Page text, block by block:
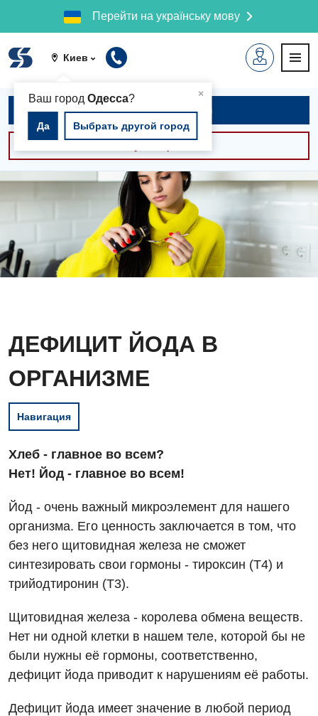
Перейти на українську мову
Киев
×
Ваш город Одесса?
Да Выбрать другой город
Записаться на приём
ДЕФИЦИТ ЙОДА В
ОРГАНИЗМЕ
Навигация
Хлеб - главное во всем?
Нет! Йод - главное во всем!
Йод - очень важный микроэлемент для нашего
организма. Его ценность заключается в том, что
без него щитовидная железа не сможет
синтезировать свои гормоны - тироксин (Т4) и
трийодтиронин (Т3).
Щитовидная железа - королева обмена веществ.
Нет ни одной клетки в нашем теле, которой бы не
были нужны её гормоны, соответственно,
дефицит йода приводит к нарушениям её работы.
Дефицит йода имеет значение в любой период